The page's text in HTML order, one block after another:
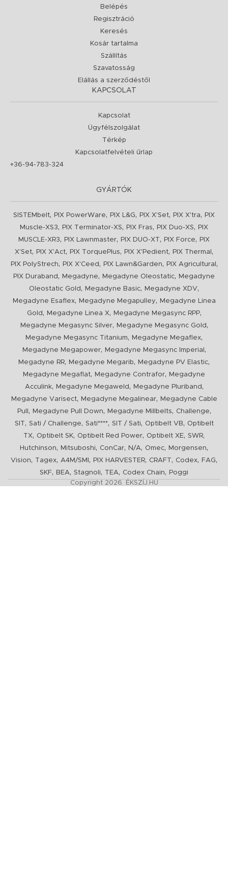
Belépés
Regisztráció
Keresés
Kosár tartalma
Szállítás
Szavatosság
Elállás a szerződéstől
KAPCSOLAT
Kapcsolat
Ügyfélszolgálat
Térkép
Kapcsolatfelvételi űrlap
+36-94-783-324
GYÁRTÓK
SISTEMbelt, PIX PowerWare, PIX L&G, PIX X'Set, PIX X'tra,
PIX
Muscle-XS3, PIX Terminator-XS, PIX Fras, PIX Duo-XS,
PIX
MUSCLE-XR3, PIX Lawnmaster, PIX DUO-XT , PIX Force,
PIX
X'Set, PIX X'Act, PIX TorquePlus, PIX X'Pedient, PIX Thermal ,
PIX PolyStrech, PIX X'Ceed , PIX Lawn&Garden, PIX Agricultural ,
PIX Duraband , Megadyne, Megadyne Oleostatic,
Megadyne
Oleostatic Gold , Megadyne Basic, Megadyne XDV,
Megadyne Esaflex, Megadyne Megapulley,
Megadyne Linea
Gold , Megadyne Linea X, Megadyne Megasync RPP,
Megadyne Megasync Silver, Megadyne Megasync Gold ,
Megadyne Megasync Titanium, Megadyne Megaflex,
Megadyne Megapower, Megadyne Megasync Imperial ,
Megadyne RR, Megadyne Megarib, Megadyne PV Elastic,
Megadyne Megaflat, Megadyne Contrafor,
Megadyne
Acculink, Megadyne Megaweld , Megadyne Pluriband ,
Megadyne Varisect, Megadyne Megalinear,
Megadyne Cable
Pull
, Megadyne Pull Down, Megadyne Millbelts, Challenge,
SIT , Sati / Challenge, Sati****, SIT / Sati, Optibelt VB, Optibelt
TX, Optibelt SK, Optibelt Red Power, Optibelt XE, SWR,
Hutchinson, Mitsuboshi, ConCar, N/A, Omec, Morgensen,
Vision, Tagex, A4M/SMI , PIX HARVESTER, CRAFT , Codex, FAG,
SKF, BEA, Stagnoli, TEA, Codex Chain,
Poggi
Copyright 2026. ÉKSZÍJ.HU